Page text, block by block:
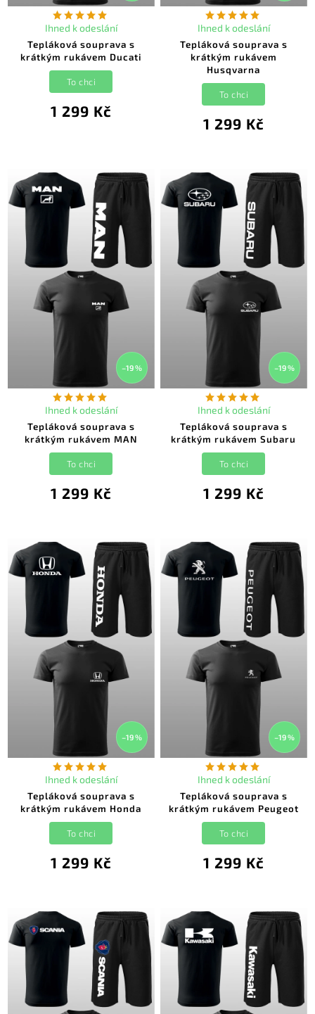
Tepláková souprava s
krátkým rukávem Ducati
Ihned k odeslání
1 299 Kč
To chci
Tepláková souprava s
krátkým rukávem
Husqvarna
Ihned k odeslání
1 299 Kč
To chci
–19 %
Tepláková souprava s
krátkým rukávem MAN
Ihned k odeslání
1 299 Kč
To chci
–19 %
Tepláková souprava s
krátkým rukávem Subaru
Ihned k odeslání
1 299 Kč
To chci
–19 %
Tepláková souprava s
krátkým rukávem Honda
Ihned k odeslání
1 299 Kč
To chci
–19 %
Tepláková souprava s
krátkým rukávem Peugeot
Ihned k odeslání
1 299 Kč
To chci